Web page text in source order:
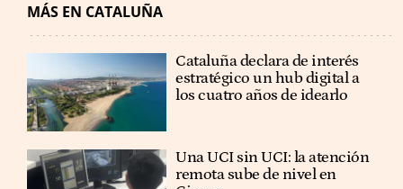
MÁS EN CATALUÑA
Cataluña declara de interés
estratégico un hub digital a
los cuatro años de idearlo
Una UCI sin UCI: la atención
remota sube de nivel en